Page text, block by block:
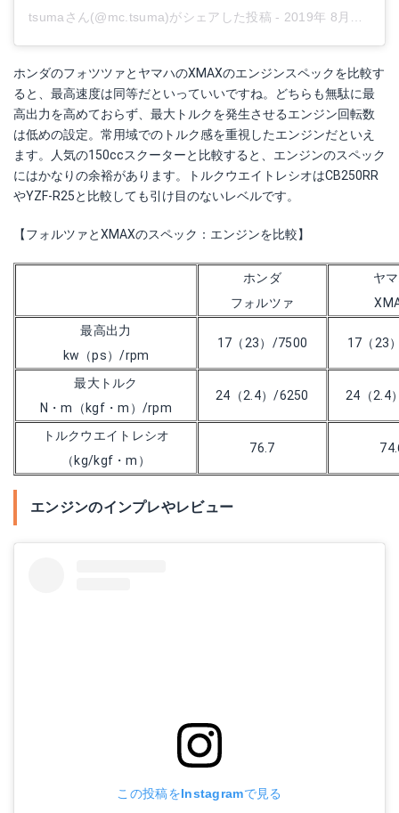
tsumaさん(@mc.tsuma)がシェアした投稿 - 2019年 8月月5日午前1時18分PDT
ホンダのフォツツァとヤマハのXMAXのエンジンスペックを比較す
ると、最高速度は同等だといっていいですね。どちらも無駄に最
高出力を高めておらず、最大トルクを発生させるエンジン回転数
は低めの設定。常用域でのトルク感を重視したエンジンだといえ
ます。人気の150ccスクーターと比較すると、エンジンのスペック
にはかなりの余裕があります。トルクウエイトレシオはCB250RR
やYZF-R25と比較しても引け目のないレベルです。
【フォルツァとXMAXのスペック：エンジンを比較】
ホンダ
フォルツァ
ヤ
最高出力
kw（ps）/rpm
17（23）/7500 17（23
最大トルク
N・m（kgf・m）/rpm
24（2.4）/6250 24（2.4
トルクウエイトレシオ
（kg/kgf・m）
76.7
エンジンのインプレやレビュー
この投稿をInstagramで見る